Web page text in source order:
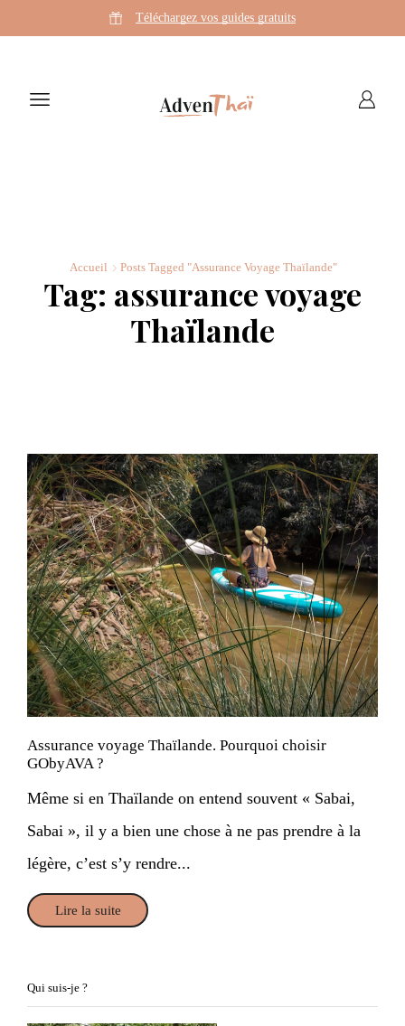
Téléchargez vos guides gratuits
Accueil Posts Tagged "assurance Voyage Thaïlande"
Tag: assurance voyage
Thaïlande
Assurance voyage Thaïlande. Pourquoi choisir
GObyAVA ?
Même si en Thaïlande on entend souvent « Sabai,
Sabai », il y a bien une chose à ne pas prendre à la
légère, c’est s’y rendre...
Lire la suite
Qui suis-je ?